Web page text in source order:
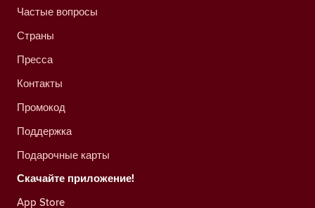
Частые вопросы
Страны
Пресса
Контакты
Промокод
Поддержка
Подарочные карты
Скачайте приложение!
App Store